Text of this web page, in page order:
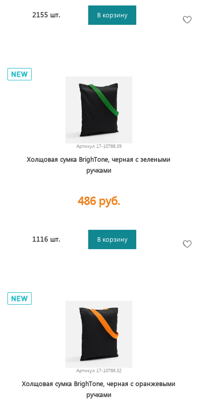
2155 шт. В корзину
Артикул 17-10766.39
Холщовая сумка BrighTone, черная с зелеными
ручками
486 руб.
1116 шт. В корзину
Артикул 17-10766.32
Холщовая сумка BrighTone, черная с оранжевыми
ручками